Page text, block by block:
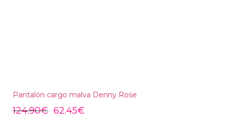
Pantalón cargo malva Denny Rose
124.90€ 62.45€